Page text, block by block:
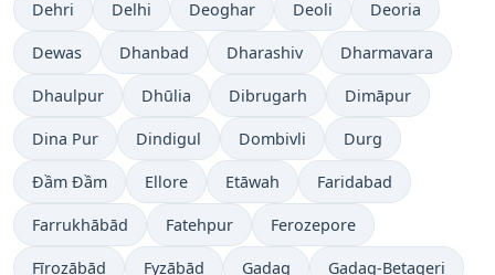
Dehri Delhi Deoghar Deoli Deoria
Dewas Dhanbad Dharashiv Dharmavara
Dhaulpur Dhūlia Dibrugarh Dimāpur
Dina Pur Dindigul Dombivli Durg
Đầm Đầm Ellore Etāwah Faridabad
Farrukhābād Fatehpur Ferozepore
Fīrozābād Fyzābād Gadag Gadag-Betageri